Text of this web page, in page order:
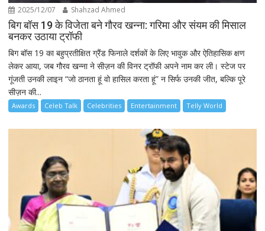
2025/12/07 Shahzad Ahmed
बिग बॉस 19 के विजेता बने गौरव खन्ना: गरिमा और संयम की मिसाल
बनकर उठाया ट्रॉफी
बिग बॉस 19 का बहुप्रतीक्षित ग्रैंड फिनाले दर्शकों के लिए भावुक और ऐतिहासिक क्षण
लेकर आया, जब गौरव खन्ना ने सीज़न की विनर ट्रॉफी अपने नाम कर ली। स्टेज पर
गूंजती उनकी लाइन “जो ठानता हूं वो हासिल करता हूं” न सिर्फ उनकी जीत, बल्कि पूरे
सीज़न की...
Awards Celeb Talk Celebrities Entertainment Telly World